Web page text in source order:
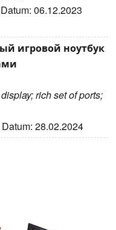
06.12.2023
игровой ноутбук
rich set of ports;
28.02.2024